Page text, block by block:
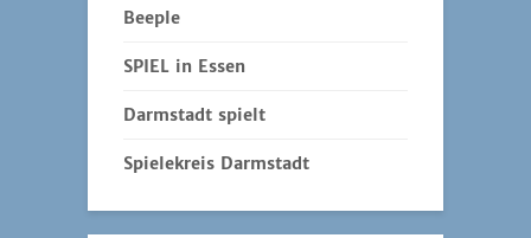
Beeple
SPIEL in Essen
Darmstadt spielt
Spielekreis Darmstadt